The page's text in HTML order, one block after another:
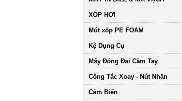
XỐP HƠI
Mút xốp PE FOAM
Kệ Dụng Cụ
Máy Đóng Đai Cầm Tay
Công Tắc Xoay - Nút Nhấn
Cảm Biến